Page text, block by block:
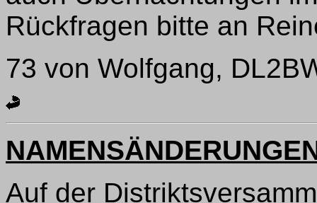
Rückfragen bitte an
73 von Wolfgang,
Auf der